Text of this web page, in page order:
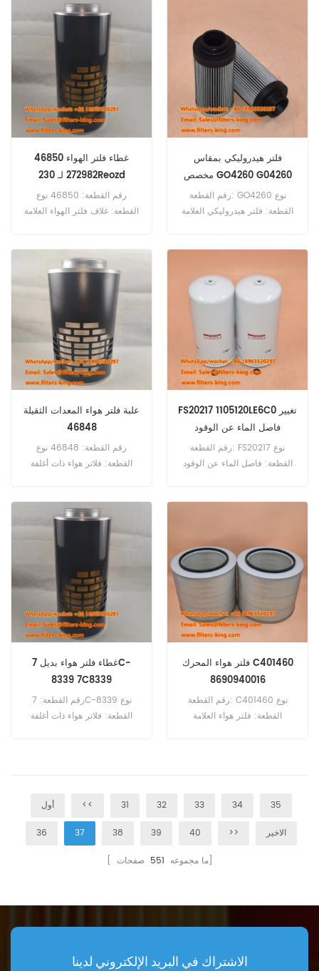
يستخدم لـ Cummins QSK19M.
46850 غطاء فلتر الهواء
272982 لـ 230Reozd
رقم القطعة: 46850 نوع
القطعة: غلاف فلتر الهواء العلامة
46850 غطاء فلتر الهواء
المرجعي 272982 يستخدم لـ
Kohler 230Reozd 350Reozd.
فلتر هيدروليكي بمقاس
مخصص GO4260 G04260
رقم القطعة: GO4260 نوع
القطعة: فلتر هيدروليكي العلامة
علبة فلتر هواء المعدات الثقيلة
46848
رقم القطعة: 46848 نوع
القطعة: فلاتر هواء ذات أغلفة
للطلب: 20 قطعة
FS20217 1105120LE6C0 تغيير
فاصل الماء عن الوقود
رقم القطعة: FS20217 نوع
القطعة: فاصل الماء عن الوقود
غطاء فلتر هواء بديل 7C-
8339 7C8339
رقم القطعة: 7C-8339 نوع
القطعة: فلاتر هواء ذات أغلفة
فلتر هواء المحرك C401460
8690940016
رقم القطعة: C401460 نوع
القطعة: فلتر هواء العلامة
أول << 31 32 33 34 35
36 37 38 39 40 >> الاخير
[ ما مجموعه 551 صفحات]
الاشتراك في البريد الإلكتروني لدينا